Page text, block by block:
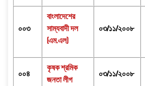
০০৩
বাংলাদেশের
সাম্যবাদী দল
(এম.এল)
০৩/১১/২০০৮
০০৪
কৃষক শ্রমিক
জনতা লীগ
০৩/১১/২০০৮